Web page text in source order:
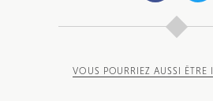
VOUS POURRIEZ AUSSI ÊTRE